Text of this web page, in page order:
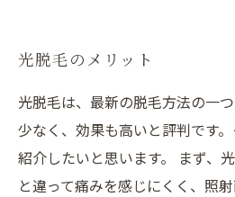
光脱毛のメリット
光脱毛は、最新の脱毛方法の一
少なく、効果も高いと評判です
紹介したいと思います。 まず、
と違って痛みを感じにくく、照